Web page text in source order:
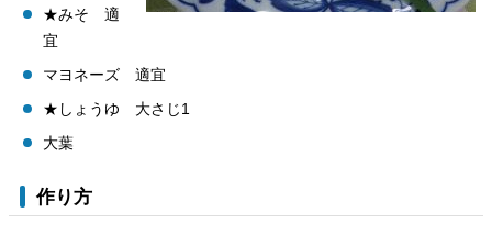
★みそ 適
宜
マヨネーズ 適宜
★しょうゆ 大さじ1
大葉
作り方